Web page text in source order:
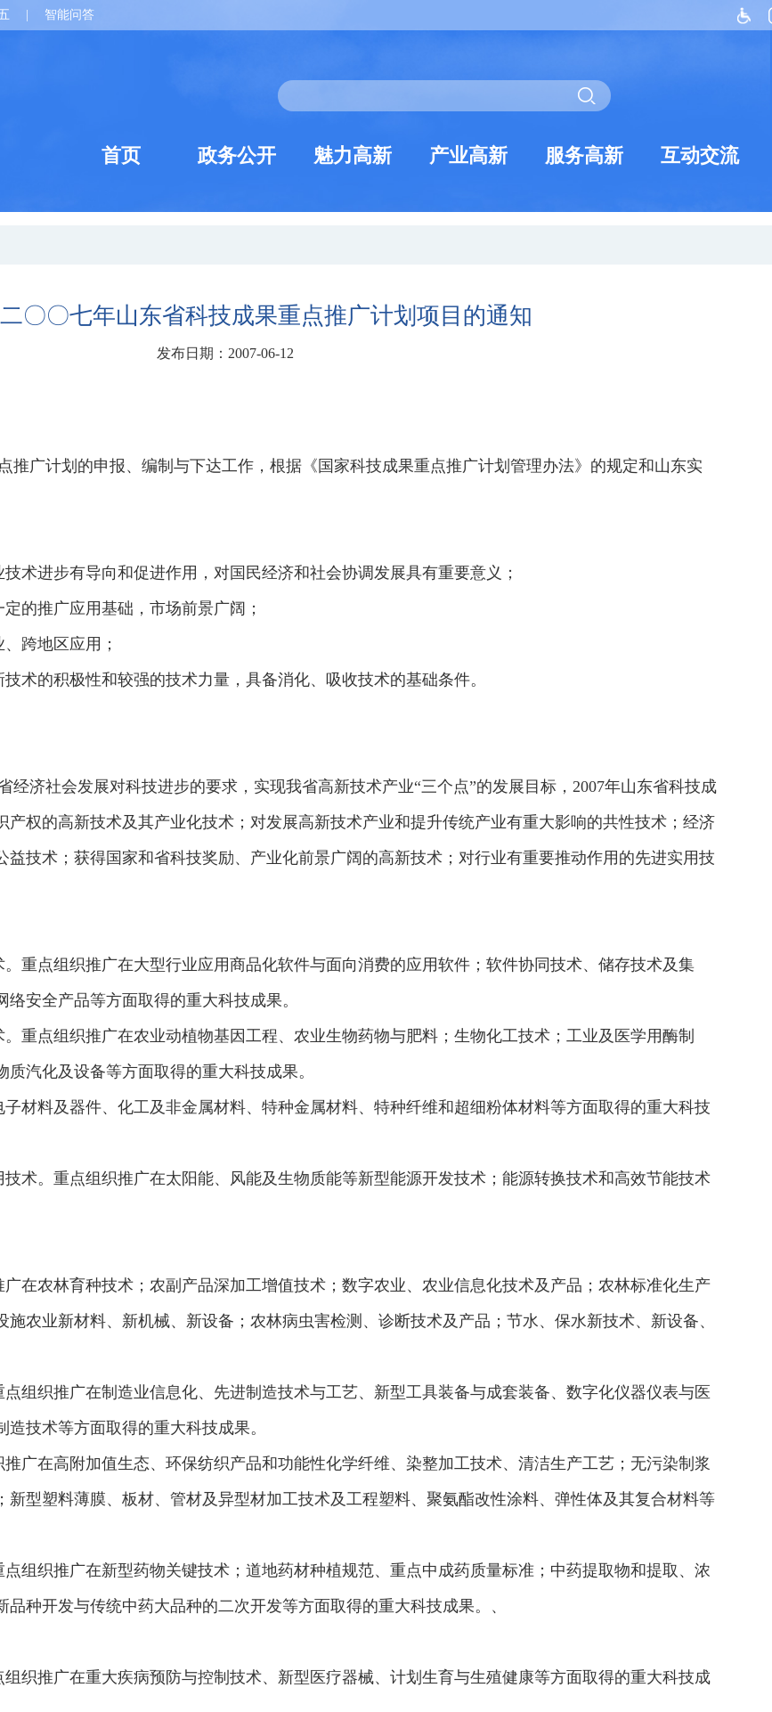
智能问答
首页 政务公开 魅力高新 产业高新 服务高新 互动交流
〇〇七年山东省科技成果重点推广计划项目的通知
发布日期：2007-06-12
广计划的申报、编制与下达工作，根据《国家科技成果重点推广计划管理办法》的规定和山东实
进步有导向和促进作用，对国民经济和社会协调发展具有重要意义；
推广应用基础，市场前景广阔；
跨地区应用；
的积极性和较强的技术力量，具备消化、吸收技术的基础条件。
社会发展对科技进步的要求，实现我省高新技术产业“三个点”的发展目标，2007年山东省科技成
权的高新技术及其产业化技术；对发展高新技术产业和提升传统产业有重大影响的共性技术；经济
技术；获得国家和省科技奖励、产业化前景广阔的高新技术；对行业有重要推动作用的先进实用技
点组织推广在大型行业应用商品化软件与面向消费的应用软件；软件协同技术、储存技术及集
安全产品等方面取得的重大科技成果。
点组织推广在农业动植物基因工程、农业生物药物与肥料；生物化工技术；工业及医学用酶制
汽化及设备等方面取得的重大科技成果。
料及器件、化工及非金属材料、特种金属材料、特种纤维和超细粉体材料等方面取得的重大科技
。重点组织推广在太阳能、风能及生物质能等新型能源开发技术；能源转换技术和高效节能技术
农林育种技术；农副产品深加工增值技术；数字农业、农业信息化技术及产品；农林标准化生产
农业新材料、新机械、新设备；农林病虫害检测、诊断技术及产品；节水、保水新技术、新设备、
织推广在制造业信息化、先进制造技术与工艺、新型工具装备与成套装备、数字化仪器仪表与医
技术等方面取得的重大科技成果。
在高附加值生态、环保纺织产品和功能性化学纤维、染整加工技术、清洁生产工艺；无污染制浆
型塑料薄膜、板材、管材及异型材加工技术及工程塑料、聚氨酯改性涂料、弹性体及其复合材料等
织推广在新型药物关键技术；道地药材种植规范、重点中成药质量标准；中药提取物和提取、浓
种开发与传统中药大品种的二次开发等方面取得的重大科技成果。、
推广在重大疾病预防与控制技术、新型医疗器械、计划生育与生殖健康等方面取得的重大科技成